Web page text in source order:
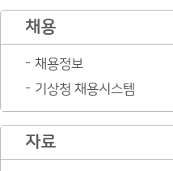
채용
채용정보
기상청 채용시스템
자료